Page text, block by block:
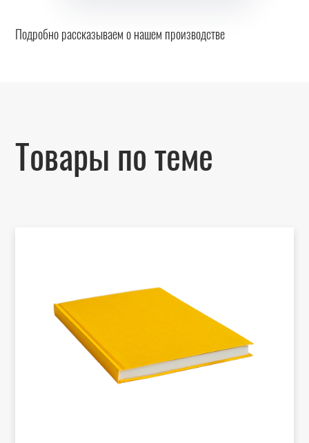
Подробно рассказываем о нашем производстве
Товары по теме